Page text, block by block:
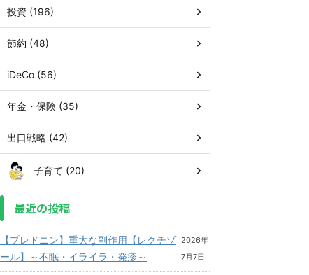
投資 (196)
節約 (48)
iDeCo (56)
年金・保険 (35)
出口戦略 (42)
子育て (20)
最近の投稿
【プレドニン】重大な副作用【レクチゾ
ール】～不眠・イライラ・発疹～
2026年
7月7日